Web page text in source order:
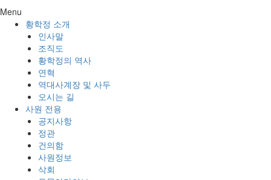
Menu
황학정 소개
인사말
조직도
황학정의 역사
연혁
역대사계장 및 사두
오시는 길
사원 전용
공지사항
정관
건의함
사원정보
삭회